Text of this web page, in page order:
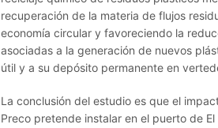
recuperación de la materia de flujos
economía circular y favoreciendo la
asociadas a la generación de nuevos
útil y a su depósito permanente en
La conclusión del estudio es que el
Preco pretende instalar en el puerto de